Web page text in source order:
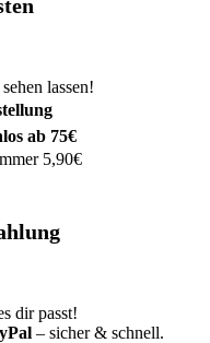
lassen!
ab 75€
5,90€
dir passt!
– sicher & schnell.